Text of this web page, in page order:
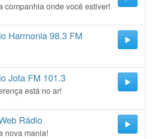
companhia onde você estiver!
Harmonia 98.3 FM
Jota FM 101.3
está no ar!
Rádio
nova mania!